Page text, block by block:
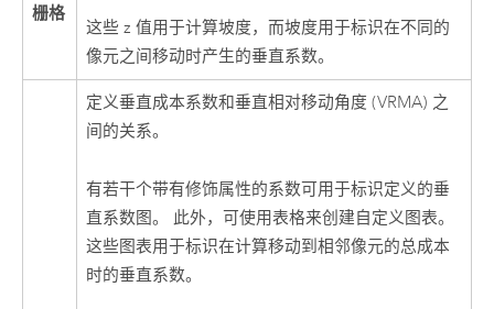
栅格
这些 z 值用于计算坡度，而坡度用于标识在不同的
像元之间移动时产生的垂直系数。
定义垂直成本系数和垂直相对移动角度 (VRMA) 之
间的关系。
有若干个带有修饰属性的系数可用于标识定义的垂
直系数图。 此外，可使用表格来创建自定义图表。
这些图表用于标识在计算移动到相邻像元的总成本
时的垂直系数。